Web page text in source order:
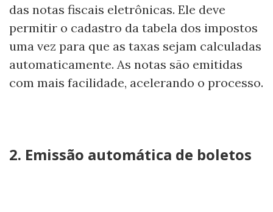
das notas fiscais eletrônicas. Ele deve
permitir o cadastro da tabela dos impostos
uma vez para que as taxas sejam calculadas
automaticamente. As notas são emitidas
com mais facilidade, acelerando o processo.
2. Emissão automática de boletos